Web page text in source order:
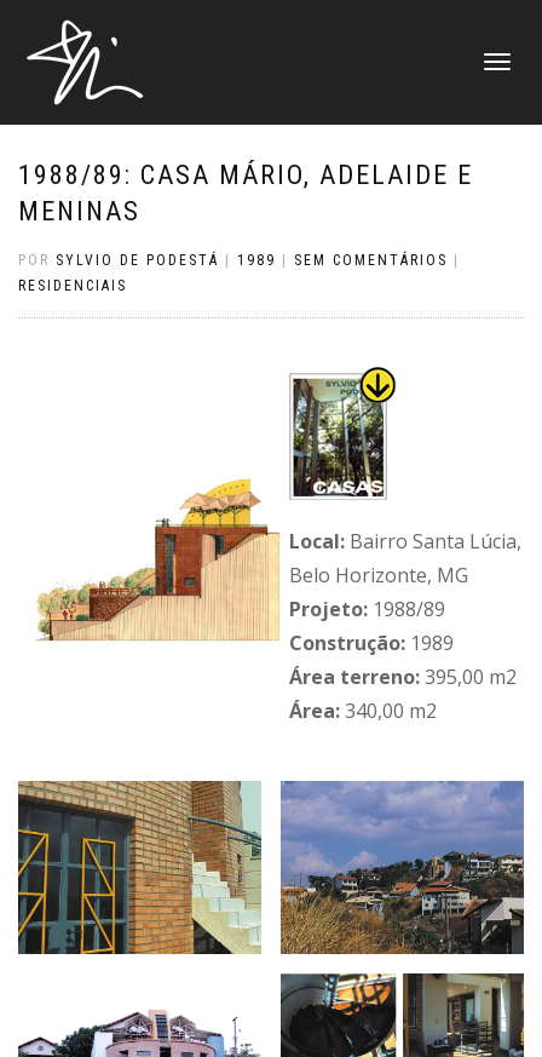
ALTERNAR
1988/89: CASA MÁRIO, ADELAIDE E
MENINAS
POR SYLVIO DE PODESTÁ 1989 SEM COMENTÁRIOS
RESIDENCIAIS
Local: Bairro Santa Lúcia,
Belo Horizonte, MG
Projeto: 1988/89
Construção: 1989
Área terreno:395,00 m2
Área:340,00 m2